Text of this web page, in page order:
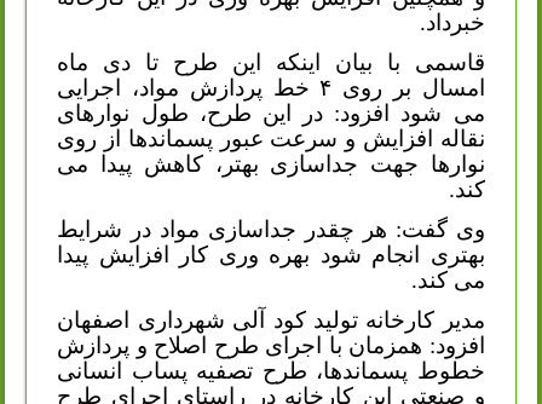
خبرداد.
قاسمی با بیان اینکه این طرح تا دی ماه
امسال بر روی ۴ خط پردازش مواد، اجرایی
می شود افزود: در این طرح، طول نوارهای
نقاله افزایش و سرعت عبور پسماندها از روی
نوارها جهت جداسازی بهتر، کاهش پیدا می
کند.
وی گفت: هر چقدر جداسازی مواد در شرایط
بهتری انجام شود بهره وری کار افزایش پیدا
می کند.
مدیر کارخانه تولید کود آلی شهرداری اصفهان
افزود: همزمان با اجرای طرح اصلاح و پردازش
خطوط پسماندها، طرح تصفیه پساب انسانی
و صنعتی این کارخانه در راستای اجرای طرح